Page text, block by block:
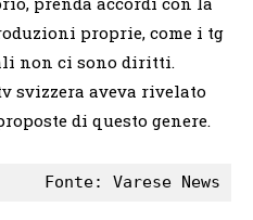
proprie, come i tg
non ci sono diritti.
svizzera aveva rivelato
di questo genere.